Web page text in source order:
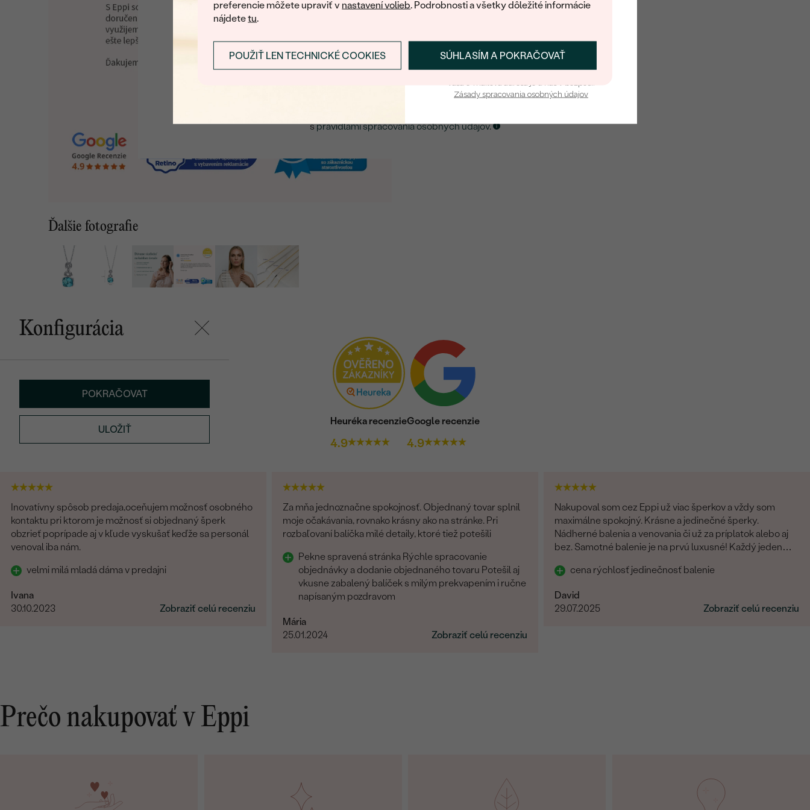
preferencie môžete upraviť v nastavení volieb. Podrobnosti a všetky dôležité informácie
nájdetetu.
SÚHLASÍM A POKRAČOVAŤ
POUŽIŤ LEN TECHNICKÉ COOKIES
Ďalšie fotografie
Konfigurácia
POKRAČOVAT
ULOŽIŤ
Heuréka recenzie
4.9
Google recenzie
4.9
Inovatívny spôsob predaja,oceňujem možnosť osobného
kontaktu pri ktorom je možnosť si objednaný šperk
obzrieť poprípade aj v kľude vyskušať keďže sa personál
venoval iba nám.
velmi milá mladá dáma v predajni
Ivana
30.10.2023
Zobraziť celú recenziu
Za mňa jednoznačne spokojnosť. Objednaný tovar splnil
moje očakávania, rovnako krásny ako na stránke. Pri
rozbaľovaní balíčka milé detaily, ktoré tiež potešili
Pekne spravená stránka Rýchle spracovanie
objednávky a dodanie objednaného tovaru Potešil aj
vkusne zabalený balíček s milým prekvapením i ručne
napísaným pozdravom
Mária
25.01.2024
Zobraziť celú recenziu
Nakupoval som cez Eppi už viac šperkov a vždy som
maximálne spokojný. Krásne a jedinečné šperky.
Nádherné balenia a venovania či už za príplatok alebo aj
bez. Samotné balenie je na prvú luxusné! Každý jeden
cena rýchlosť jedinečnosť balenie
David
29.07.2025
Zobraziť celú recenziu
Prečo nakupovať v Eppi
ZASLAŤ UPOZORNENIE NA TENTO
spravidlami spracovania osobných údajov.
Prihlásiť sa a získať zľavu
Zásady spracovania osobných údajov